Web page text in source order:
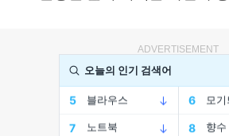
ADVERTISEMENT